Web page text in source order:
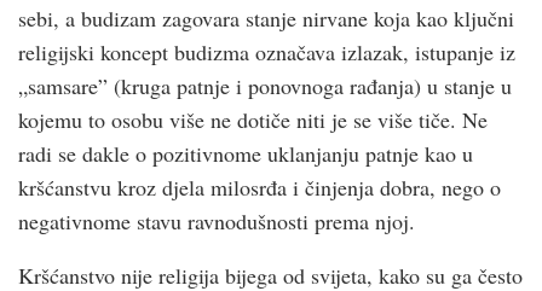
sebi, a budizam zagovara stanje nirvane koja kao ključni
religijski koncept budizma označava izlazak, istupanje iz
„samsare” (kruga patnje i ponovnoga rađanja) u stanje u
kojemu to osobu više ne dotiče niti je se više tiče. Ne
radi se dakle o pozitivnome uklanjanju patnje kao u
kršćanstvu kroz djela milosrđa i činjenja dobra, nego o
negativnome stavu ravnodušnosti prema njoj.
Kršćanstvo nije religija bijega od svijeta, kako su ga često